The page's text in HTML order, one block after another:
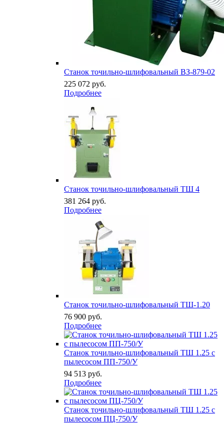
Станок точильно-шлифовальный ВЗ-879-02
225 072 руб.
Подробнее
Станок точильно-шлифовальный ТШ 4
381 264 руб.
Подробнее
Станок точильно-шлифовальный ТШ-1.20
76 900 руб.
Подробнее
Станок точильно-шлифовальный ТШ 1.25 с
пылесосом ПП-750/У
94 513 руб.
Подробнее
Станок точильно-шлифовальный ТШ 1.25 с
пылесосом ПЦ-750/У